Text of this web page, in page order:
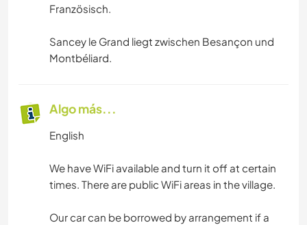
Französisch.
Sancey le Grand liegt zwischen Besançon und
Montbéliard.
Algo más...
English
We have WiFi available and turn it off at certain
times. There are public WiFi areas in the village.
Our car can be borrowed by arrangement if a